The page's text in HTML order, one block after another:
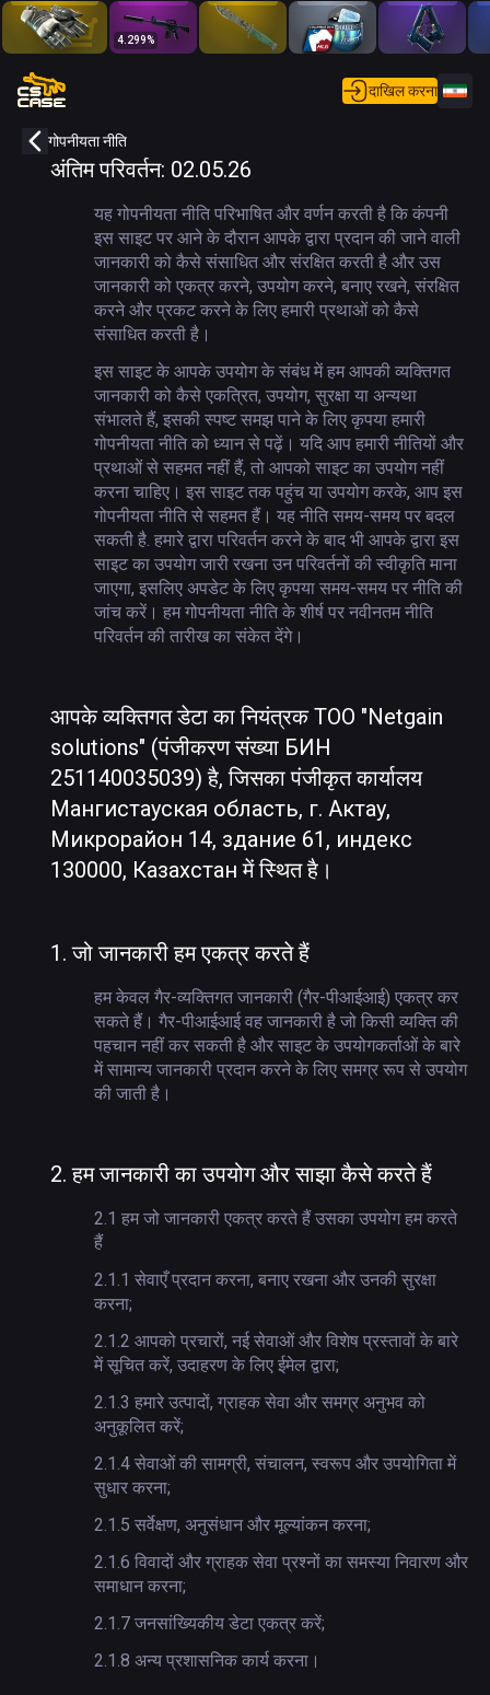
4.299%
दाखिल करना
गोपनीयता नीति
अंतिम परिवर्तन: 02.05.26
यह गोपनीयता नीति परिभाषित और वर्णन करती है कि कंपनी
इस साइट पर आने के दौरान आपके द्वारा प्रदान की जाने वाली
जानकारी को कैसे संसाधित और संरक्षित करती है और उस
जानकारी को एकत्र करने, उपयोग करने, बनाए रखने, संरक्षित
करने और प्रकट करने के लिए हमारी प्रथाओं को कैसे
संसाधित करती है।
इस साइट के आपके उपयोग के संबंध में हम आपकी व्यक्तिगत
जानकारी को कैसे एकत्रित, उपयोग, सुरक्षा या अन्यथा
संभालते हैं, इसकी स्पष्ट समझ पाने के लिए कृपया हमारी
गोपनीयता नीति को ध्यान से पढ़ें। यदि आप हमारी नीतियों और
प्रथाओं से सहमत नहीं हैं, तो आपको साइट का उपयोग नहीं
करना चाहिए। इस साइट तक पहुंच या उपयोग करके, आप इस
गोपनीयता नीति से सहमत हैं। यह नीति समय-समय पर बदल
सकती है. हमारे द्वारा परिवर्तन करने के बाद भी आपके द्वारा इस
साइट का उपयोग जारी रखना उन परिवर्तनों की स्वीकृति माना
जाएगा, इसलिए अपडेट के लिए कृपया समय-समय पर नीति की
जांच करें। हम गोपनीयता नीति के शीर्ष पर नवीनतम नीति
परिवर्तन की तारीख का संकेत देंगे।
आपके व्यक्तिगत डेटा का नियंत्रक ТОО "Netgain
solutions" (पंजीकरण संख्या БИН
251140035039) है, जिसका पंजीकृत कार्यालय
Мангистауская область, г. Актау,
Микрорайон 14, здание 61, индекс
130000, Казахстан में स्थित है।
1.जो जानकारी हम एकत्र करते हैं
हम केवल गैर-व्यक्तिगत जानकारी (गैर-पीआईआई) एकत्र कर
सकते हैं। गैर-पीआईआई वह जानकारी है जो किसी व्यक्ति की
पहचान नहीं कर सकती है और साइट के उपयोगकर्ताओं के बारे
में सामान्य जानकारी प्रदान करने के लिए समग्र रूप से उपयोग
की जाती है।
2.हम जानकारी का उपयोग और साझा कैसे करते हैं
2.1 हम जो जानकारी एकत्र करते हैं उसका उपयोग हम करते
हैं
2.1.1 सेवाएँ प्रदान करना, बनाए रखना और उनकी सुरक्षा
करना;
2.1.2 आपको प्रचारों, नई सेवाओं और विशेष प्रस्तावों के बारे
में सूचित करें, उदाहरण के लिए ईमेल द्वारा;
2.1.3 हमारे उत्पादों, ग्राहक सेवा और समग्र अनुभव को
अनुकूलित करें;
2.1.4 सेवाओं की सामग्री, संचालन, स्वरूप और उपयोगिता में
सुधार करना;
2.1.5 सर्वेक्षण, अनुसंधान और मूल्यांकन करना;
2.1.6 विवादों और ग्राहक सेवा प्रश्नों का समस्या निवारण और
समाधान करना;
2.1.7 जनसांख्यिकीय डेटा एकत्र करें;
2.1.8 अन्य प्रशासनिक कार्य करना।